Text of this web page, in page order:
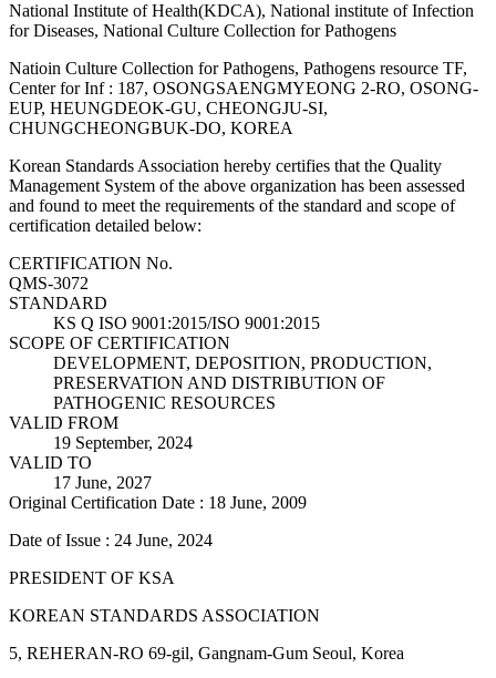
National Institute of Health(KDCA), National institute of Infection
for Diseases, National Culture Collection for Pathogens
Natioin Culture Collection for Pathogens, Pathogens resource TF,
Center for Inf : 187, OSONGSAENGMYEONG 2-RO, OSONG-
EUP, HEUNGDEOK-GU, CHEONGJU-SI,
CHUNGCHEONGBUK-DO, KOREA
Korean Standards Association hereby certifies that the Quality
Management System of the above organization has been assessed
and found to meet the requirements of the standard and scope of
certification detailed below:
CERTIFICATION No.
QMS-3072
STANDARD
KS Q ISO 9001:2015/ISO 9001:2015
SCOPE OF CERTIFICATION
DEVELOPMENT, DEPOSITION, PRODUCTION,
PRESERVATION AND DISTRIBUTION OF
PATHOGENIC RESOURCES
VALID FROM
19 September, 2024
VALID TO
17 June, 2027
Original Certification Date : 18 June, 2009
Date of Issue : 24 June, 2024
PRESIDENT OF KSA
KOREAN STANDARDS ASSOCIATION
5, REHERAN-RO 69-gil, Gangnam-Gum Seoul, Korea